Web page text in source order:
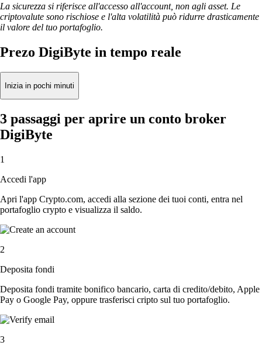
La sicurezza si riferisce all'accesso all'account, non agli asset. Le
criptovalute sono rischiose e l'alta volatilità può ridurre drasticamente
il valore del tuo portafoglio.
Prezo DigiByte in tempo reale
Inizia in pochi minuti
3 passaggi per aprire un conto broker
DigiByte
1
Accedi l'app
Apri l'app Crypto.com, accedi alla sezione dei tuoi conti, entra nel
portafoglio crypto e visualizza il saldo.
2
Deposita fondi
Deposita fondi tramite bonifico bancario, carta di credito/debito, Apple
Pay o Google Pay, oppure trasferisci cripto sul tuo portafoglio.
3